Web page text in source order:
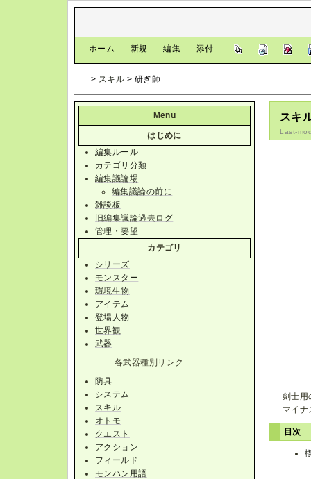
ホーム 新規 編集 添付
> スキル > 研ぎ師
スキ
Last-
剣士用
マイ
目次
Menu
はじめに
編集ルール
カテゴリ分類
編集議論場
編集議論の前に
雑談板
旧編集議論過去ログ
管理・要望
カテゴリ
シリーズ
モンスター
環境生物
アイテム
登場人物
世界観
武器
各武器種別リンク
防具
システム
スキル
オトモ
クエスト
アクション
フィールド
モンハン用語